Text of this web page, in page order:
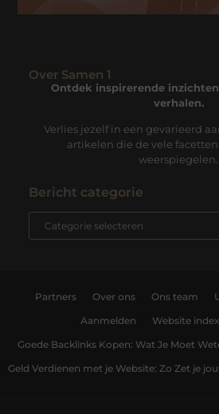
Over Samen 1
Ontdek inspirerende
verhalen.
Verlies jezelf in een gevarieerd
artikelen die de vele
weerspiegelen.
Bericht categorie
Partners Over ons Ons team
Aanmelden Website index
Goede Backlinks Kopen: Wat Je Moet
Geld Verdienen met je Website: Zo Zet je